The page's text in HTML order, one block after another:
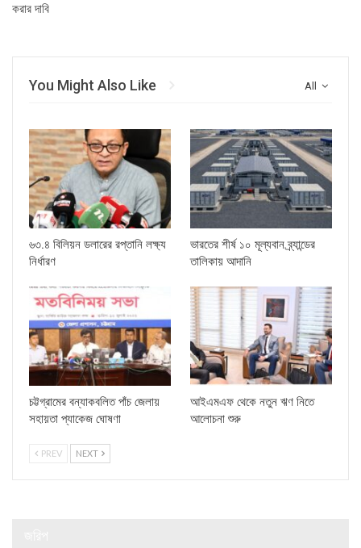
করার দাবি
All
You Might Also Like
৬৩.৪ বিলিয়ন ডলারের রপ্তানি লক্ষ্য
নির্ধারণ
ভারতের শীর্ষ ১০ মূল্যবান ব্র্যান্ডের
তালিকায় আদানি
চট্টগ্রামের বন্যাকবলিত পাঁচ জেলায়
সহায়তা প্যাকেজ ঘোষণা
আইএমএফ থেকে নতুন ঋণ নিতে
আলোচনা শুরু
PREV NEXT